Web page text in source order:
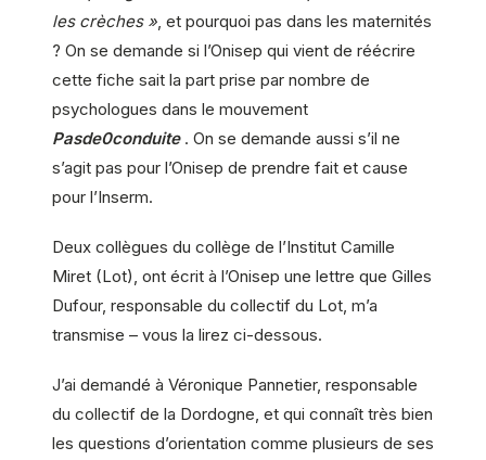
les crèches », et pourquoi pas dans les maternités
? On se demande si l’Onisep qui vient de réécrire
cette fiche sait la part prise par nombre de
psychologues dans le mouvement
Pasde0conduite . On se demande aussi s’il ne
s’agit pas pour l’Onisep de prendre fait et cause
pour l’Inserm.
Deux collègues du collège de l’Institut Camille
Miret (Lot), ont écrit à l’Onisep une lettre que Gilles
Dufour, responsable du collectif du Lot, m’a
transmise – vous la lirez ci-dessous.
J’ai demandé à Véronique Pannetier, responsable
du collectif de la Dordogne, et qui connaît très bien
les questions d’orientation comme plusieurs de ses